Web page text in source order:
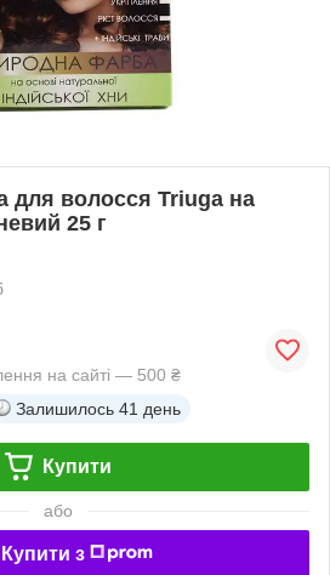
для волосся Triuga на
25 г
на сайті — 500 ₴
Залишилось 41 день
Купити
або
Купити з